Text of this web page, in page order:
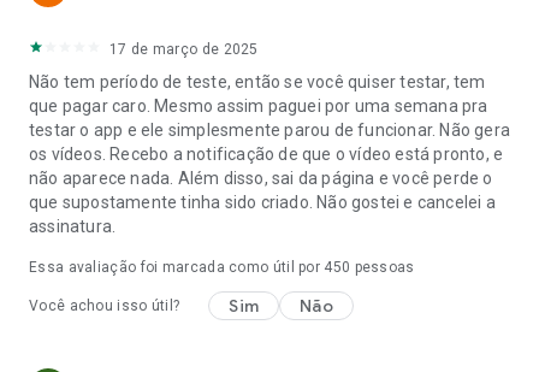
17 de março de 2025
Não tem período de teste, então se você quiser testar, tem
que pagar caro. Mesmo assim paguei por uma semana pra
testar o app e ele simplesmente parou de funcionar. Não gera
os vídeos. Recebo a notificação de que o vídeo está pronto, e
não aparece nada. Além disso, sai da página e você perde o
que supostamente tinha sido criado. Não gostei e cancelei a
assinatura.
Essa avaliação foi marcada como útil por 450 pessoas
Você achou isso útil? Sim Não